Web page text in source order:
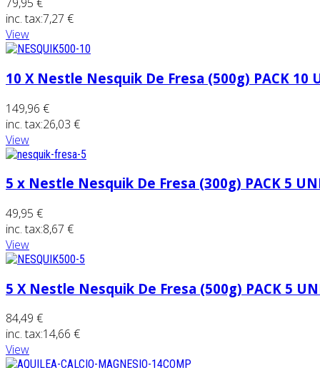
inc. tax:7,27 €
View
10 X Nestle Nesquik De Fresa (500g) PACK 10
149,96 €
inc. tax:26,03 €
View
5 x Nestle Nesquik De Fresa (300g) PACK 5
49,95 €
inc. tax:8,67 €
View
5 X Nestle Nesquik De Fresa (500g) PACK 5
84,49 €
inc. tax:14,66 €
View